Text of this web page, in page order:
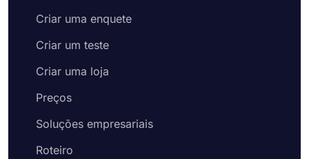
Criar uma enquete
Criar um teste
Criar uma loja
Preços
Soluções empresariais
Roteiro